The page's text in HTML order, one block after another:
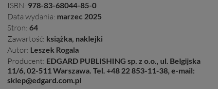
ISBN: 978-83-68044-85-0
Data wydania: marzec 2025
Stron: 64
Zawartość: książka, naklejki
Autor: Leszek Rogala
Producent: EDGARD PUBLISHING sp. z o.o., ul. Belgijska
11/6, 02-511 Warszawa. Tel. +48 22 853-11-38, e-mail:
sklep@edgard.com.pl